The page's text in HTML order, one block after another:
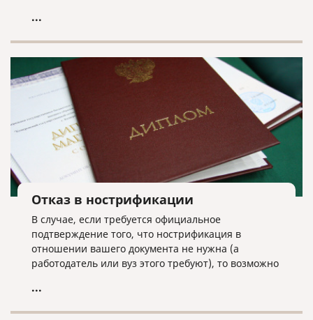
результатам такой процедуры владелец
позволяющего продолжить трудовую
деятельность или обучение в России.
...
Отказ в нострификации
В случае, если требуется официальное
подтверждение того, что нострификация в
отношении вашего документа не нужна (а
работодатель или вуз этого требуют), то возможно
...